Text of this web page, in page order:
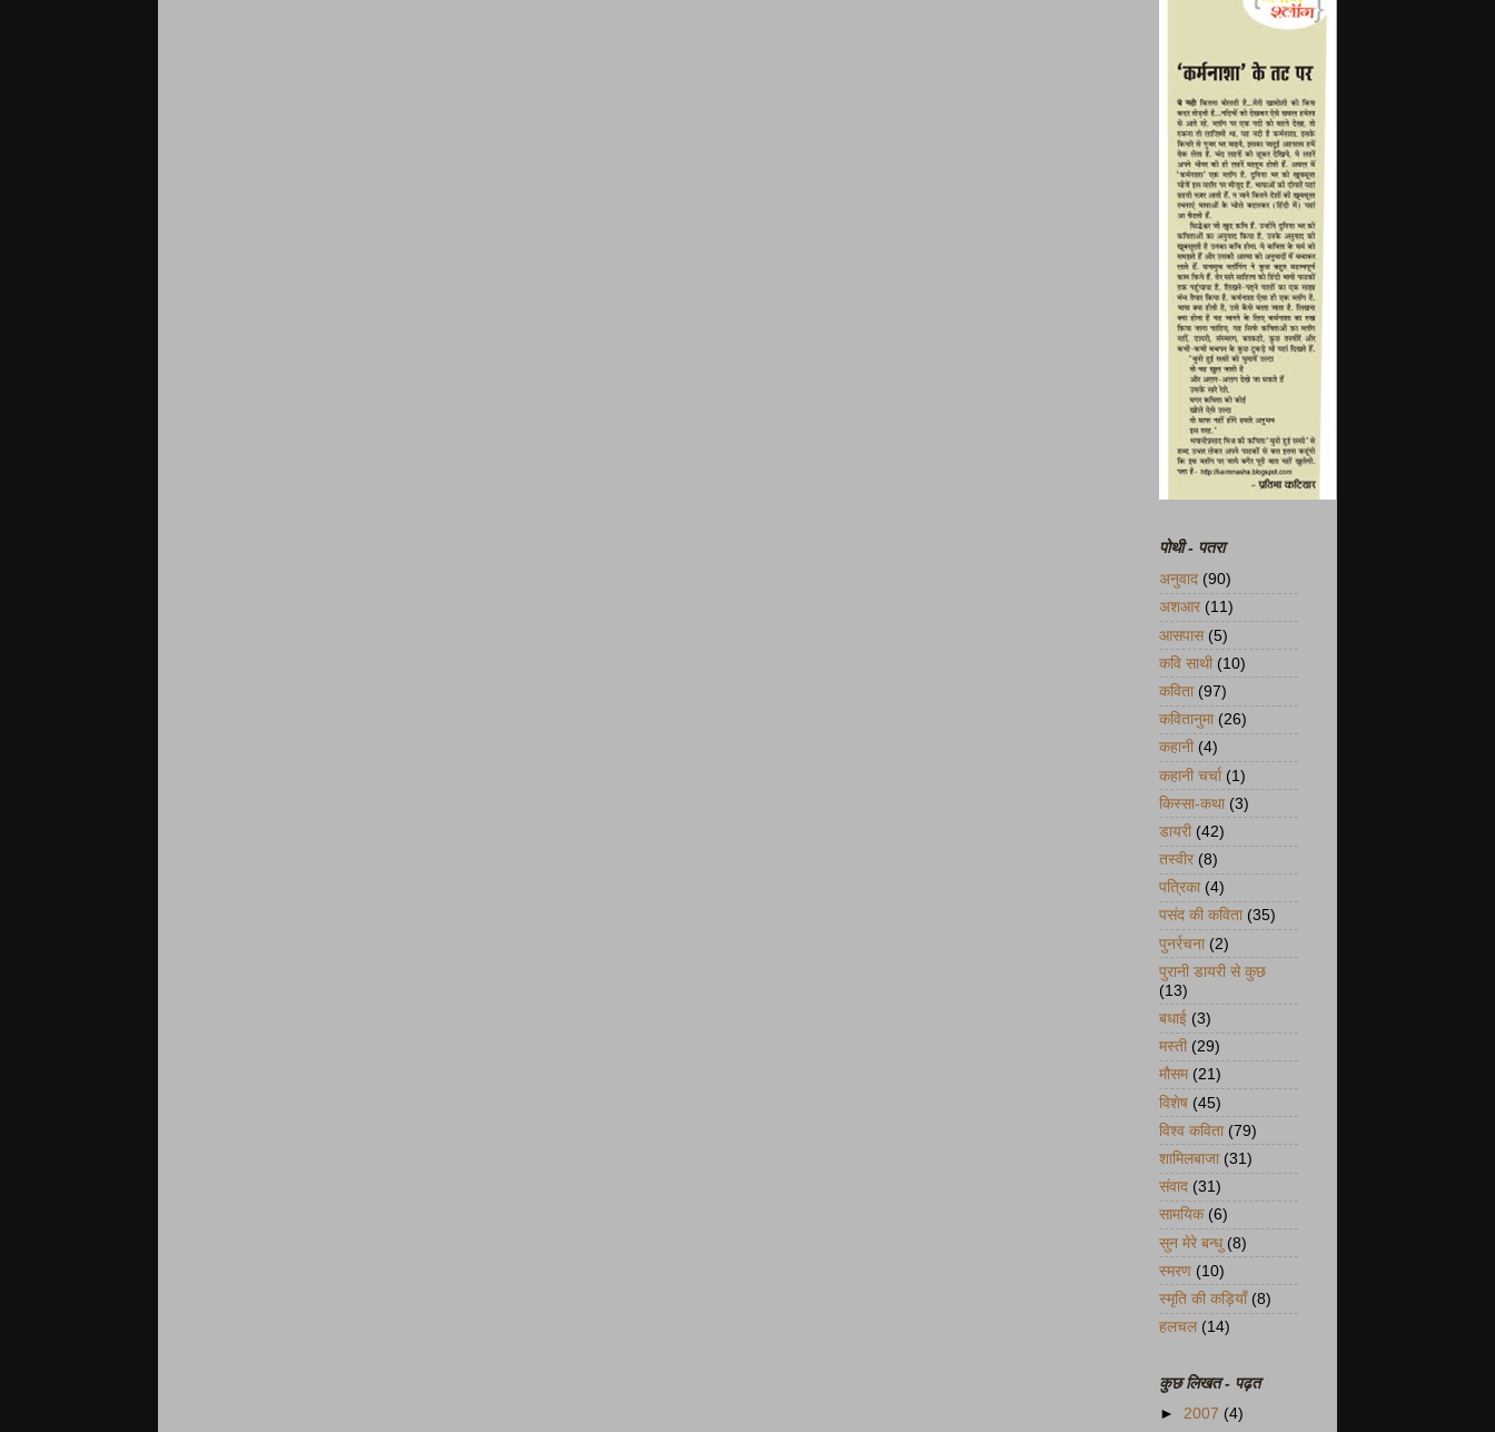
पोथी - पतरा
अनुवाद (90)
अशआर (11)
आसपास (5)
कवि साथी (10)
कविता (97)
कवितानुमा (26)
कहानी (4)
कहानी चर्चा (1)
किस्सा-कथा (3)
डायरी (42)
तस्वीर (8)
पत्रिका (4)
पसंद की कविता (35)
पुनर्रचना (2)
पुरानी डायरी से कुछ
(13)
बधाई (3)
मस्ती (29)
मौसम (21)
विशेष (45)
विश्व कविता (79)
शामिलबाजा (31)
संवाद (31)
सामयिक (6)
सुन मेरे बन्धु (8)
स्मरण (10)
स्मृति की कड़ियाँ (8)
हलचल (14)
कुछ लिखत - पढ़त
► 2007 (4)